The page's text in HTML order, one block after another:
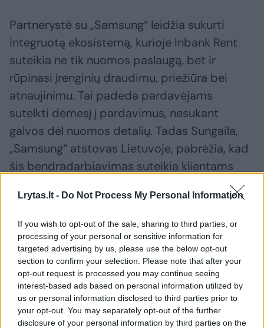
Lrytas.lt - Do Not Process My Personal Information
If you wish to opt-out of the sale, sharing to third parties, or
processing of your personal or sensitive information for
targeted advertising by us, please use the below opt-out
section to confirm your selection. Please note that after your
opt-out request is processed you may continue seeing
interest-based ads based on personal information utilized by
us or personal information disclosed to third parties prior to
your opt-out. You may separately opt-out of the further
disclosure of your personal information by third parties on the
Partnerystė su „Samsung“ leidžia sukurti
integruotą ekosistemą, kurioje Inbank Rent
suteikia ne tik nuomos paslaugą, bet ir
rūpinasi įrenginių draudimu, priežiūra bei
atnaujinimu. Tai padeda pardavėjams
sutelkti dėmesį į pardavimus, nesukant
galvos dėl nuomos detalių. Tadas Sungaila,
„Samsung“ atstovas Lietuvoje, pabrėžia, kad
šis bendradarbiavimas suteikia klientams
galimybę patogiai ir novatoriškai naudotis
naujausiomis technologijomis.
„Mūsų partnerystė su „Inbank“ per beveik
dešimtmetį buvo orientuota į vertę ir
patogumą klientams, todėl džiaugiamės
galėdami pasiūlyti „Smart Rent“ nuomos
paslaugą savo salonuose,“ – sako T.Sungaila.